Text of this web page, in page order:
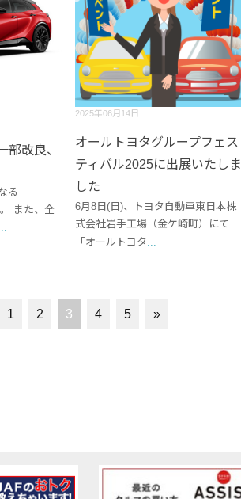
部改良、
る
また、全
2025年06月14日
オールトヨタグループフェス
ティバル2025に出展いたしま
した
6月8日(日)、トヨタ自動車東日本株
式会社岩手工場（金ケ崎町）にて
「オールトヨタ
1 2 3 4 5 »